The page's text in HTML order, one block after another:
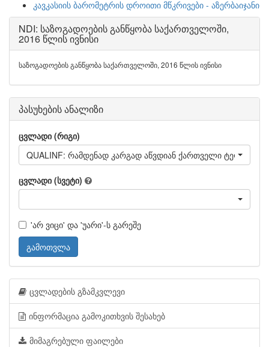
კავკასიის ბარომეტრის დროითი მწკრივები - აზერბაიჯანი
NDI: საზოგადოების განწყობა საქართველოში,
2016 წლის ივნისი
საზოგადოების განწყობა საქართველოში, 2016 წლის ივნისი
პასუხების ანალიზი
ცვლადი (რიგი)
QUALINF: რამდენად კარგად აწვდიან ქართველი
ცვლადი (სვეტი)
'არ ვიცი' და 'უარი'-ს გარეშე
გამოთვლა
ცვლადების გზამკვლევი
ინფორმაცია გამოკითხვის შესახებ
მიმაგრებული ფაილები